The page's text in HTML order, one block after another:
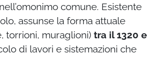
comune. Esistente
assunse la forma attuale
torrioni, muraglioni) tra il 1320 e
di lavori e sistemazioni che